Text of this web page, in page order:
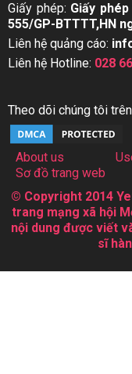
Giấy phép: Giấy
555/GP-BTTTT,HN
Liên hệ quảng cáo:
Liên hệ Hotline: 028
Theo dõi chúng tôi
About us
Sơ đồ trang web
© Copyright 2014
trang mạng xã hội
nội dung được viết
sĩ